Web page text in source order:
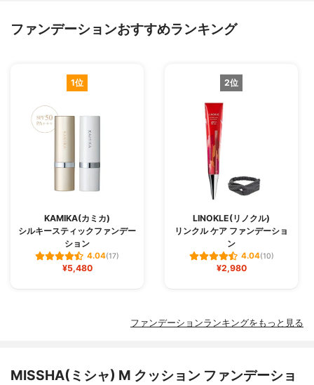
ファンデーションおすすめランキング
1位
KAMIKA(カミカ)
シルキースティックファンデー
ション
4.04(17)
¥5,480
2位
LINOKLE(リノクル)
リンクル ケア ファンデーショ
ン
4.04(10)
¥2,980
ファンデーションランキングをもっと見る
MISSHA(ミシャ) M クッション ファンデーショ